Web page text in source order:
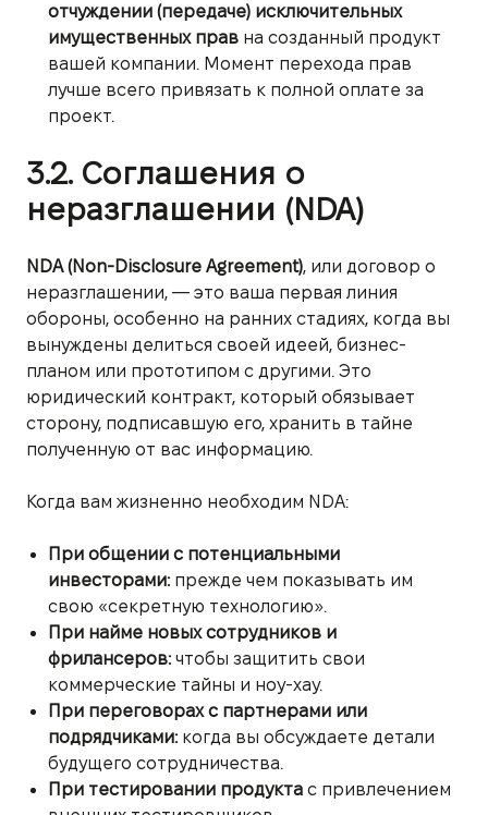
отчуждении (передаче) исключительных
имущественных прав на созданный продукт
вашей компании. Момент перехода прав
лучше всего привязать к полной оплате за
проект.
3.2. Соглашения о
неразглашении (NDA)
NDA (Non-Disclosure Agreement), или договор о
неразглашении, — это ваша первая линия
обороны, особенно на ранних стадиях, когда вы
вынуждены делиться своей идеей, бизнес-
планом или прототипом с другими. Это
юридический контракт, который обязывает
сторону, подписавшую его, хранить в тайне
полученную от вас информацию.
Когда вам жизненно необходим NDA:
При общении с потенциальными
инвесторами:прежде чем показывать им
свою «секретную технологию».
При найме новых сотрудников и
фрилансеров:чтобы защитить свои
коммерческие тайны и ноу-хау.
При переговорах с партнерами или
подрядчиками:когда вы обсуждаете детали
будущего сотрудничества.
При тестировании продукта с привлечением